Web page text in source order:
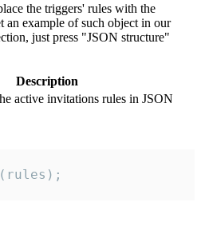
the triggers' rules with the
an example of such object in our
just press "JSON structure"
Description
active invitations rules in JSON